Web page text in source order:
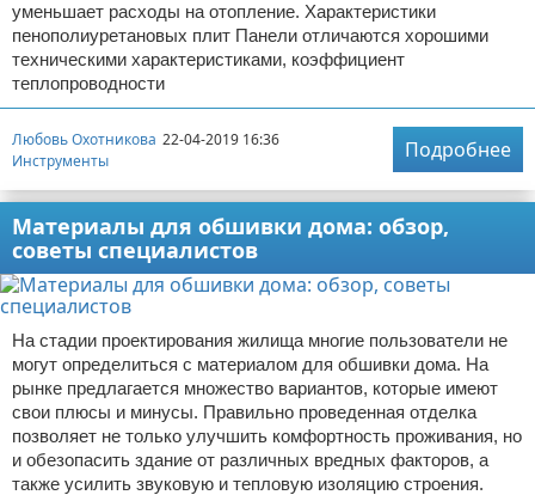
уменьшает расходы на отопление. Характеристики
пенополиуретановых плит Панели отличаются хорошими
техническими характеристиками, коэффициент
теплопроводности
Любовь Охотникова 22-04-2019 16:36
Инструменты
Подробнее
Материалы для обшивки дома: обзор,
советы специалистов
На стадии проектирования жилища многие пользователи не
могут определиться с материалом для обшивки дома. На
рынке предлагается множество вариантов, которые имеют
свои плюсы и минусы. Правильно проведенная отделка
позволяет не только улучшить комфортность проживания, но
и обезопасить здание от различных вредных факторов, а
также усилить звуковую и тепловую изоляцию строения.